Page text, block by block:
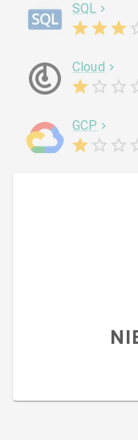
SQL
Cloud
GCP